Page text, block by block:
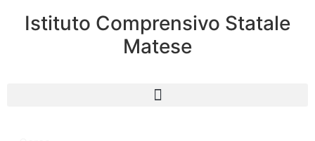
Istituto Comprensivo Statale
Matese